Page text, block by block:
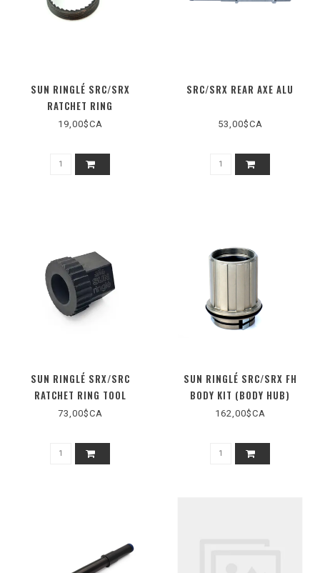
SUN RINGLÉ SRC/SRX
RATCHET RING
19,00$CA
SRC/SRX REAR AXE ALU
53,00$CA
SUN RINGLÉ SRX/SRC
RATCHET RING TOOL
73,00$CA
SUN RINGLÉ SRC/SRX FH
BODY KIT (BODY HUB)
162,00$CA